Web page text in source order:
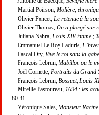
Martial Poirson, Molière,
Olivier Poncet, La retenue à la
Olivier Thomas, On a plongé sur
Juliana Nahra, Louis XIV intime ;
Emmanuel Le Roy Ladurie,
Pascal Ory, Vive le roi sans la
François Lebrun, Mabillon ou le
Joël Cornette, Portraits du Grand
François Lebrun, Bossuet, Louis
Mireille Pastoureau, 1694 : les
80-81
Véronique Sales, Monsieur